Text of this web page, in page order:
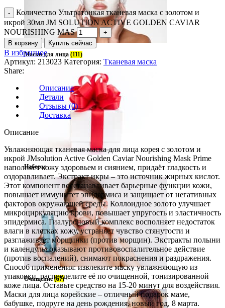
Маски для лица (111)
Наборы
Очищение(67)
Количество Ультратонкая тканевая маска с золотом и
икрой 30мл JM SOLUTION ACTIVE GOLDEN CAVIAR
NOURISHING MAS
В корзину Купить сейчас
В избранное
Артикул: 213023 Категория: Тканевая маска
Share:
Описание
Детали
Отзывы (0)
Доставка
Описание
Увлажняющая тканевая маска для лица корея с золотом и
икрой JMsolution Active Golden Caviar Nourishing Mask Prime
наполняет кожу здоровьем и сиянием, придаёт гладкость и
оздоравливает. Экстракт икры – это источник жирных кислот.
Этот компонент восстанавливает барьерные функции кожи,
повышает иммунитет эпидермиса и защищает от негативных
факторов окружающей среды. Коллоидное золото улучшает
микроциркуляцию крови, повышает упругость и эластичность
эпидермиса. Гиалуроновый комплекс восполняет недостаток
влаги в клетках кожу, устраняет чувство стянутости и
разглаживает морщинки (против морщин). Экстракты полыни
и календулы оказывают противовоспалительное действие
(против воспалений), снимают покраснения и раздражения.
Способ применения: извлеките маску увлажняющую из
упаковки, распределите её по очищенной, тонизированной
коже лица. Оставьте средство на 15-20 минут для воздействия.
Маски для лица корейские – отличный подарок маме,
бабушке, подруге на день рождения, новый год, 8 марта.